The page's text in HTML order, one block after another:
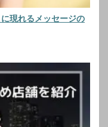
現れるメッセージの